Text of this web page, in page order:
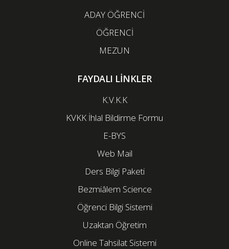
ADAY ÖĞRENCİ
ÖĞRENCİ
MEZUN
FAYDALI LİNKLER
K.V.K.K
KVKK İhlal Bildirme Formu
E-BYS
Web Mail
Ders Bilgi Paketi
Bezmiâlem Science
Öğrenci Bilgi Sistemi
Uzaktan Öğretim
Online Tahsilat Sistemi